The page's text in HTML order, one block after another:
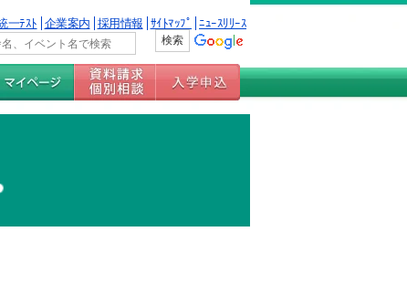
一ﾃｽﾄ 企業案内 採用情報 ｻｲﾄﾏｯﾌﾟ ﾆｭｰｽﾘﾘｰｽ